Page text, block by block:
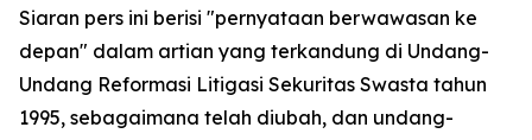
Siaran pers ini berisi "pernyataan berwawasan ke
depan" dalam artian yang terkandung di Undang-
Undang Reformasi Litigasi Sekuritas Swasta tahun
1995, sebagaimana telah diubah, dan undang-